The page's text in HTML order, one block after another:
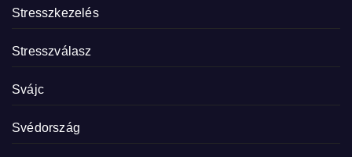
Stresszkezelés
Stresszválasz
Svájc
Svédország